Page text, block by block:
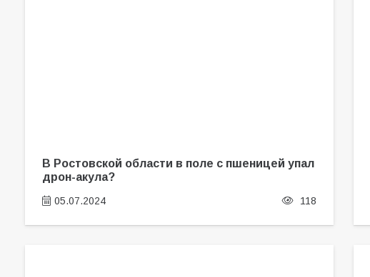
В Ростовской области в поле с пшеницей упал
дрон-акула?
05.07.2024 118